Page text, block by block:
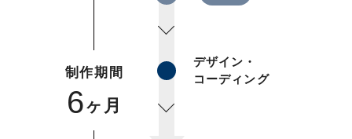
制作期間
6ヶ月
デザイン・
コーディング